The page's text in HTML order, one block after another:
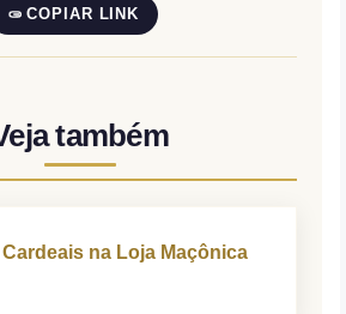
COPIAR LINK
também
na Loja Maçônica